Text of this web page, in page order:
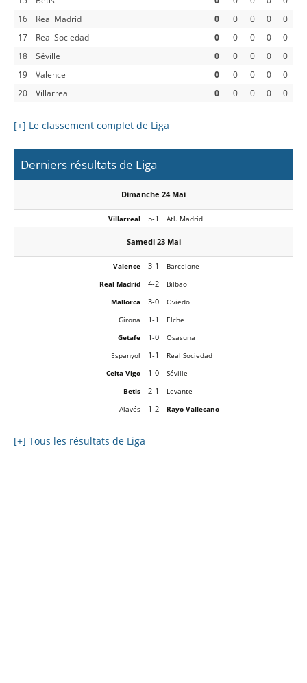
16
Real Madrid 0 0 0 0
0
17
Real Sociedad 0 0 0 0
0
18
Séville 0 0 0 0
0
19
Valence 0 0 0 0
0
20
Villarreal 0 0 0 0 0
[+] Le classement complet de Liga
Derniers résultats de Liga
Dimanche 24 Mai
Villarreal 5-1 Atl. Madrid
Samedi 23 Mai
Valence 3-1
Barcelone
Real Madrid
4-2
Bilbao
Mallorca
3-0
Oviedo
Girona
1-1
Elche
Getafe
1-0
Osasuna
Espanyol
1-1
Real Sociedad
Celta Vigo
1-0
Séville
Betis
2-1
Levante
Alavés
1-2 Rayo Vallecano
[+] Tous les résultats de Liga